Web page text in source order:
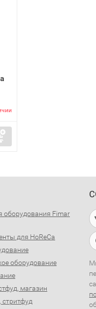
оборудования Fimar
для HoReCa
оборудование
магазин
стритфуд